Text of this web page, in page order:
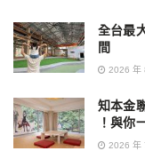
全台最
間
2026 年
知本金
！與你
2026 年